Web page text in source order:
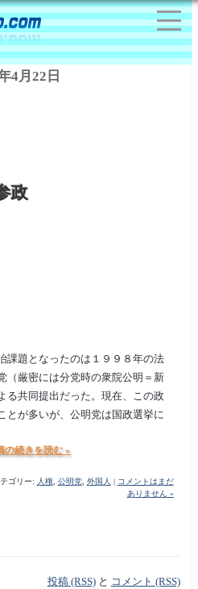
4月22日
政
課題となったのは１９９８年の法
（厳密には分党時の衆院公明＝新
る共同提出だった。現在、この政
とが多いが、公明党は国政選挙に
の続きを読む »
ゴリー: 人権, 公明党, 外国人
コメントはまだ
ありません »
投稿 (RSS)と コメント (RSS)